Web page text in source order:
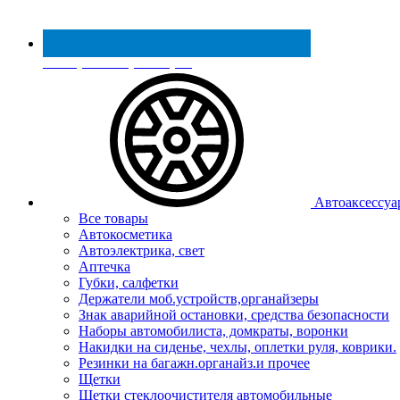
Реестр МинПромТорга
Все товары
Автокосметика
Автоэлектрика, свет
Аптечка
Губки, салфетки
Держатели моб.устройств,органайзеры
Знак аварийной остановки, средства безопасности
Наборы автомобилиста, домкраты, воронки
Накидки на сиденье, чехлы, оплетки руля, коврики.
Резинки на багажн.органайз.и прочее
Щетки
Щетки стеклоочистителя автомобильные